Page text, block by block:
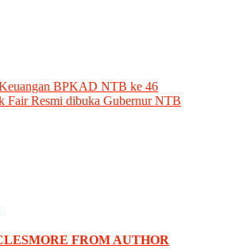
BPKAD NTB ke 46
Fair Resmi dibuka Gubernur NTB
MORE FROM AUTHOR